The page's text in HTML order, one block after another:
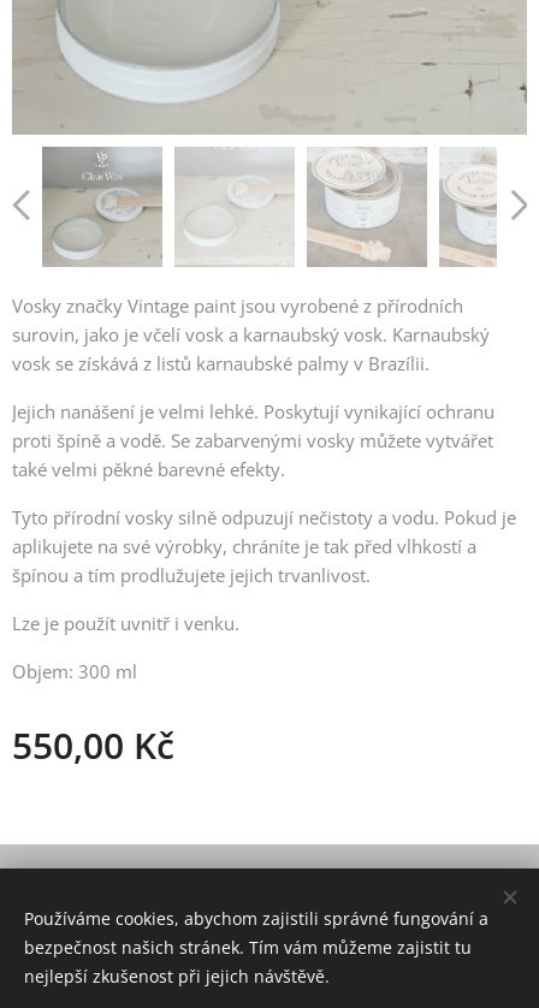
Vosky značky Vintage paint jsou vyrobené z přírodních
surovin, jako je včelí vosk a karnaubský vosk. Karnaubský
vosk se získává z listů karnaubské palmy v Brazílii.
Jejich nanášení je velmi lehké. Poskytují vynikající ochranu
proti špíně a vodě. Se zabarvenými vosky můžete vytvářet
také velmi pěkné barevné efekty.
Tyto přírodní vosky silně odpuzují nečistoty a vodu. Pokud je
aplikujete na své výrobky, chráníte je tak před vlhkostí a
špínou a tím prodlužujete jejich trvanlivost.
Lze je použít uvnitř i venku.
Objem: 300 ml
550,00 Kč
Vytvořeno službou Webnode
Používáme cookies, abychom zajistili správné fungování a
bezpečnost našich stránek. Tím vám můžeme zajistit tu
nejlepší zkušenost při jejich návštěvě.